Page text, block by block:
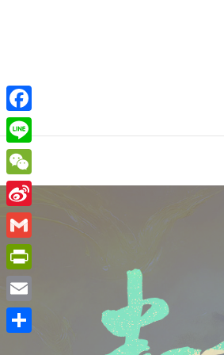
F
a
c
e
b
o
o
k
L
i
n
e
W
e
C
h
a
t
S
i
n
a
W
G
m
a
P
r
i
E